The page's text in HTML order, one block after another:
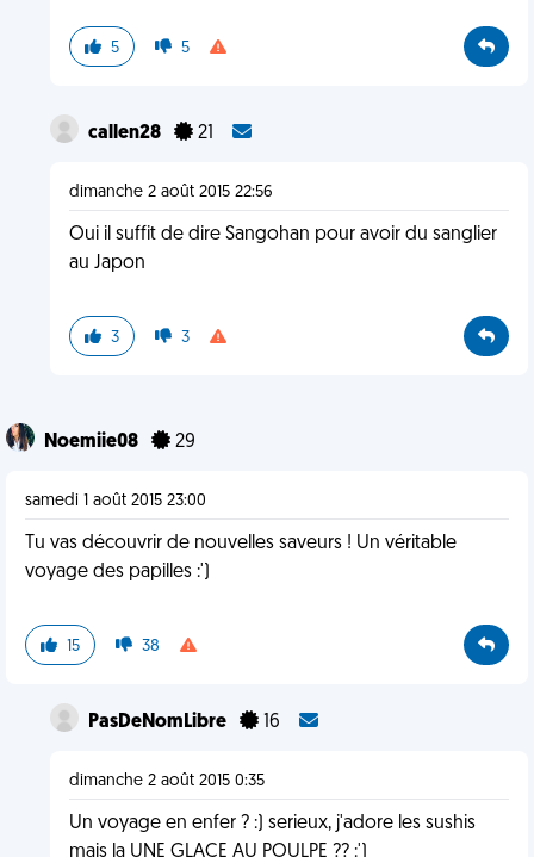
5 5
callen28 21
dimanche 2 août 2015 22:56
Oui il suffit de dire Sangohan pour avoir du sanglier
au Japon
3 3
Noemiie08 29
samedi 1 août 2015 23:00
Tu vas découvrir de nouvelles saveurs ! Un véritable
voyage des papilles :')
15 38
PasDeNomLibre 16
dimanche 2 août 2015 0:35
Un voyage en enfer ? :) serieux, j'adore les sushis
mais la UNE GLACE AU POULPE ?? :')